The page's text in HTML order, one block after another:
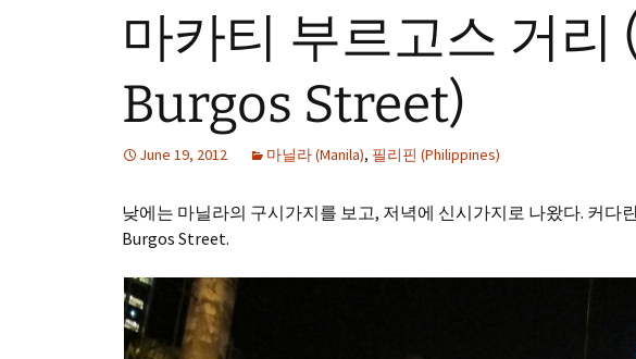
마카티 부르고스 거리
Burgos Street)
June 19, 2012 마닐라 (Manila), 필리핀 (Philippines)
낮에는 마닐라의 구시가지를 보고, 저녁에 신시가지로 나왔다. 커다
Burgos Street.